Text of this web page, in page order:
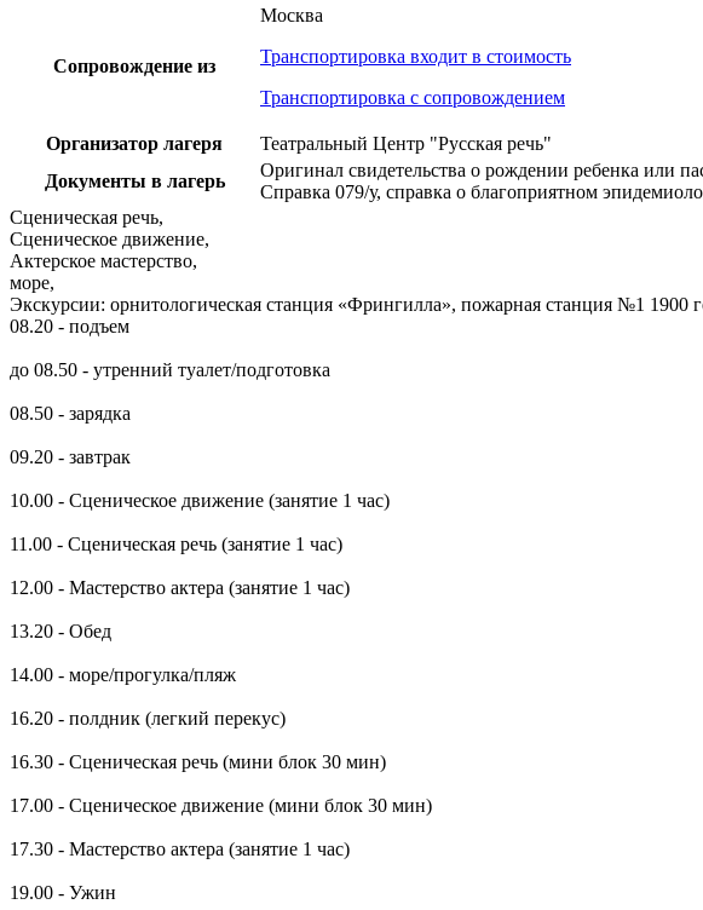
Сопровождение из
Москва
Транспортировка входит в стоимость
Транспортировка с сопровождением
Организатор лагеря
Театральный Центр "Русская речь"
Документы в лагерь
Оригинал свидетельства о рождении ребенка или
Справка 079/у, справка о благоприятном
Сценическая речь,
Сценическое движение,
Актерское мастерство,
море,
Экскурсии: орнитологическая станция «Фрингилла», пожарная станция №1 1900
08.20 - подъем
до 08.50 - утренний туалет/подготовка
08.50 - зарядка
09.20 - завтрак
10.00 - Сценическое движение (занятие 1 час)
11.00 - Сценическая речь (занятие 1 час)
12.00 - Мастерство актера (занятие 1 час)
13.20 - Обед
14.00 - море/прогулка/пляж
16.20 - полдник (легкий перекус)
16.30 - Сценическая речь (мини блок 30 мин)
17.00 - Сценическое движение (мини блок 30 мин)
17.30 - Мастерство актера (занятие 1 час)
19.00 - Ужин